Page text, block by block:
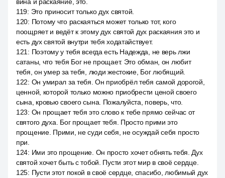
119: Это приносит только дух святой.
120: Потому что раскаяться может только тот, кого
поощряет и ведёт к этому дух святой дух раскаяния это и
есть дух святой внутри тебя ходатайствует.
121 : Поэтому у тебя всегда есть Надежда, не верь лжи
сатаны, что тебя Бог не прощает. Это обман, он любит
тебя, он умер за тебя, люди жестокие, Бог любящий.
122: Он умирал за тебя. Он приобрёл тебя самой дорогой,
ценной, которой только можно приобрести ценой своего
сына, кровью своего сына. Пожалуйста, поверь, что.
123: Он прощает тебя это слово к тебе прямо сейчас от
святого духа. Бог прощает тебя. Просто прими это
прощение. Прими, не суди себя, не осуждай себя просто
при.
124: Ими это прощение. Он просто хочет обнять тебя. Дух
святой хочет быть с тобой. Пусти этот мир в своё сердце.
125: Пусти этот покой в своё сердце, спасибо, любимый дух